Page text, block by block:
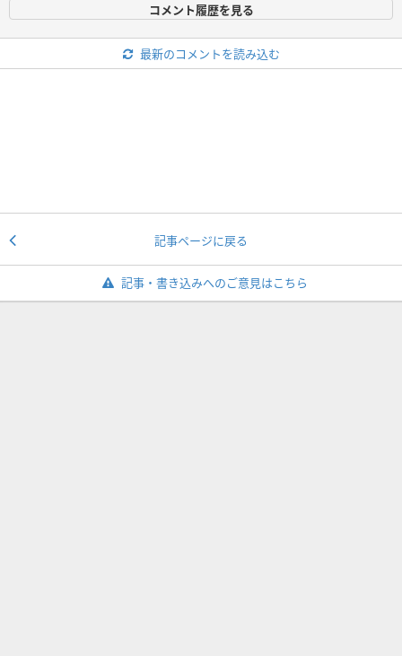
コメント履歴を見る
最新のコメントを読み込む
記事ページに戻る
記事・書き込みへのご意見はこちら